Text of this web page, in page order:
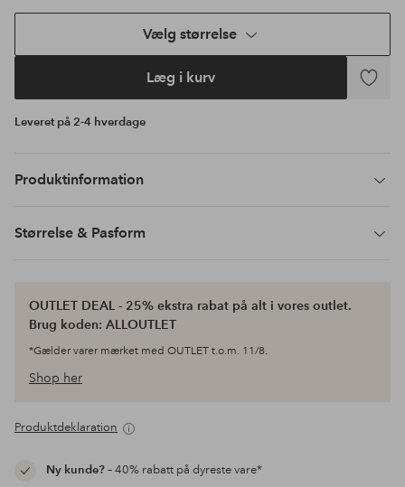
Vælg størrelse
Læg i kurv
Tilføj
Leveret på 2-4 hverdage
Produktinformation
Størrelse & Pasform
OUTLET DEAL - 25% ekstra rabat på alt i vores outlet.
Brug koden: ALLOUTLET
*Gælder varer mærket med OUTLET t.o.m. 11/8.
Shop her
Produktdeklaration
Ny kunde?– 40% rabatt på dyreste vare*